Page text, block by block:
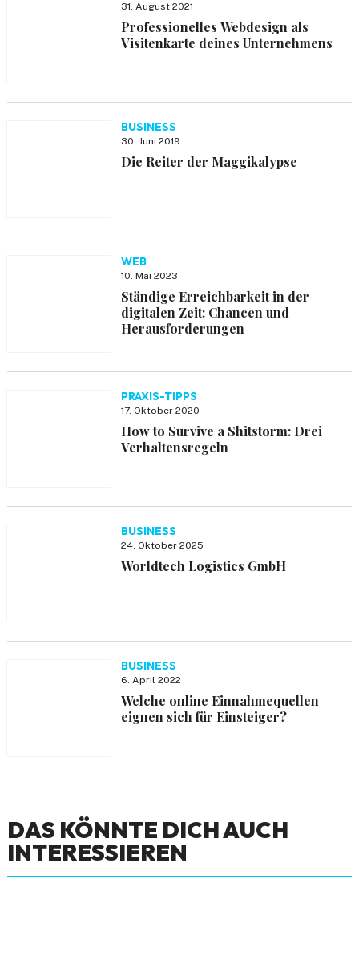
31. August 2021
Professionelles Webdesign als
Visitenkarte deines Unternehmens
BUSINESS
30. Juni 2019
Die Reiter der Maggikalypse
WEB
10. Mai 2023
Ständige Erreichbarkeit in der
digitalen Zeit: Chancen und
Herausforderungen
PRAXIS-TIPPS
17. Oktober 2020
How to Survive a Shitstorm: Drei
Verhaltensregeln
BUSINESS
24. Oktober 2025
Worldtech Logistics GmbH
BUSINESS
6. April 2022
Welche online Einnahmequellen
eignen sich für Einsteiger?
DAS KÖNNTE DICH AUCH
INTERESSIEREN